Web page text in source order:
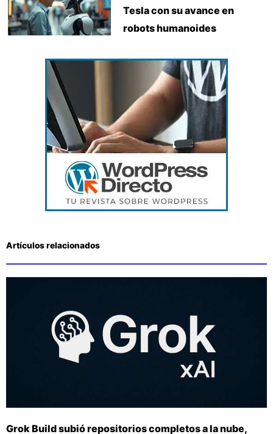
Tesla con su avance en
robots humanoides
Artículos relacionados
Grok Build subió repositorios completos a la nube,